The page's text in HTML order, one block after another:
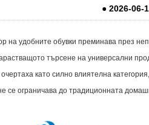
● 2026-06-
на удобните обувки преминава през
търсене на универсални
като силно влиятелна
се ограничава до традиционната